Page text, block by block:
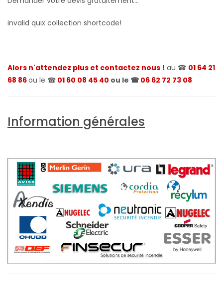
invalid quix collection shortcode!
Alors n'attendez plus et contactez nous ! au ☎ 01 64 21
68 86ou le ☎ 01 60 08 45 40 ou le ☎ 06 62 72 73 08
Information générales